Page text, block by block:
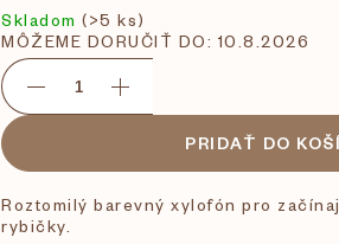
Skladom(>5 ks)
MÔŽEME DORUČIŤ DO: 10.8.2026
PRIDAŤ DO
Roztomilý barevný xylofón pro
rybičky.